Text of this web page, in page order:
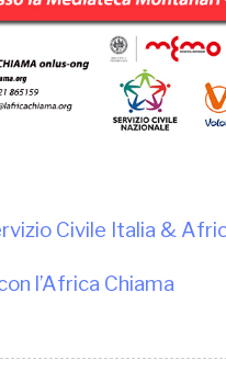
Civile Italia &
l’Africa Chiama